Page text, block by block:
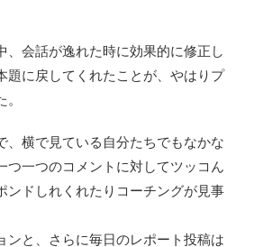
、会話が逸れた時に効果的に修正し
題に戻してくれたことが、やはりプ
、横で見ている自分たちでもなかな
つ一つのコメントに対してツッコん
ンドしれくれたりコーチングが見事
ンと、さらに毎日のレポート投稿は